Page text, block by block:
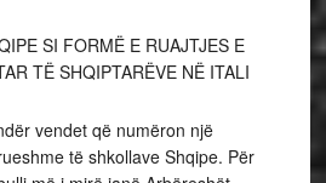
SI FORMË E RUAJTJES E
TË SHQIPTARËVE NË ITALI
vendet që numëron një
të shkollave Shqipe. Për